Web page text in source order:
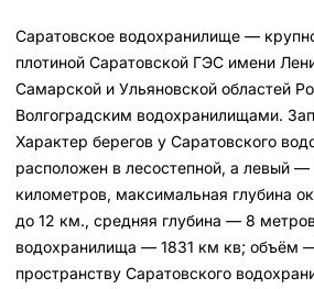
Саратовское водохранилище —
плотиной Саратовской ГЭС имени
Самарской и Ульяновской областей
Волгоградским водохранилищами.
Характер берегов у Саратовского
расположен в лесостепной, а левый
километров, максимальная глубина
до 12 км., средняя глубина — 8
водохранилища — 1831 км кв; объём
пространству Саратовского